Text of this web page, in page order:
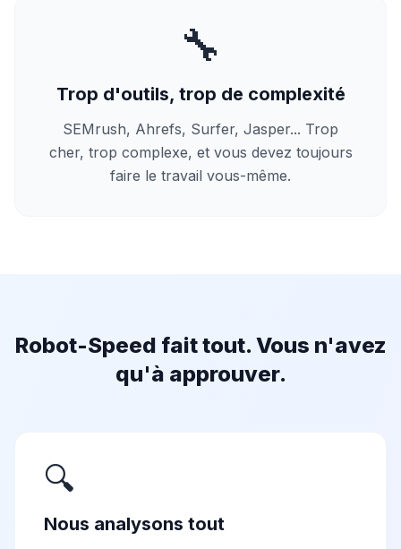
🔧
Trop d'outils, trop de complexité
SEMrush, Ahrefs, Surfer, Jasper... Trop
cher, trop complexe, et vous devez toujours
faire le travail vous-même.
Robot-Speed fait tout. Vous n'avez
qu'à approuver.
🔍
Nous analysons tout